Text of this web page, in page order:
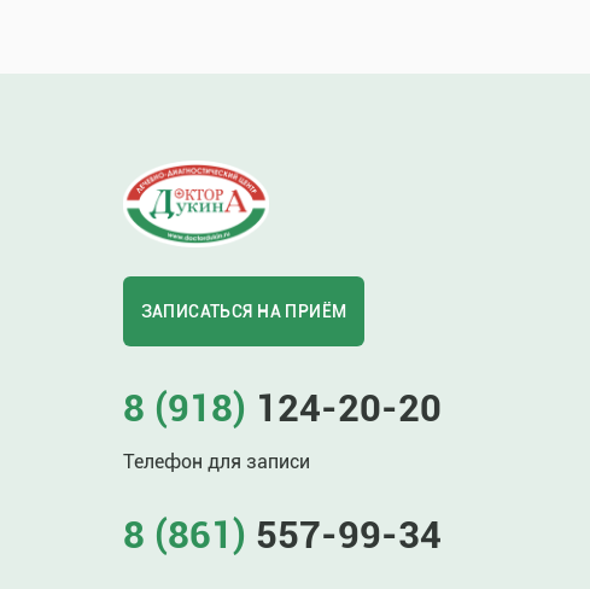
ЗАПИСАТЬСЯ НА ПРИЁМ
8 (918) 124-20-20
Телефон для записи
8 (861) 557-99-34